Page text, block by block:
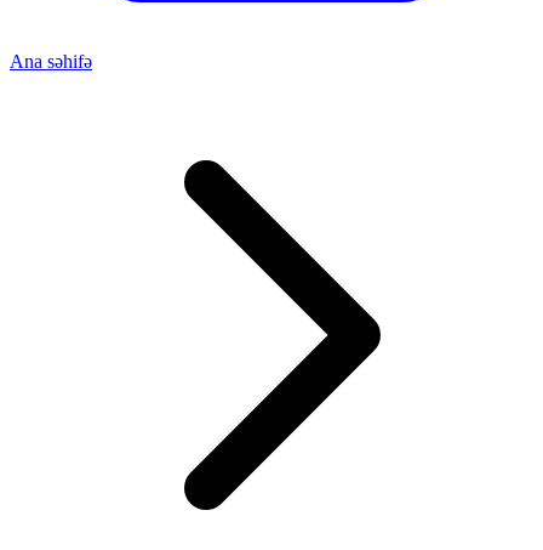
Ana səhifə